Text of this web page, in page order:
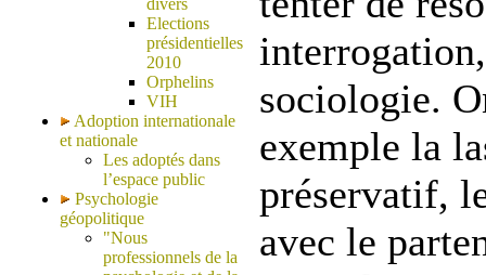
divers
Elections
présidentielles
2010
Orphelins
VIH
Adoption internationale
et nationale
Les adoptés dans
l’espace public
Psychologie
géopolitique
"Nous
professionnels de la
sociologie.
exemple la
préservatif,
avec le